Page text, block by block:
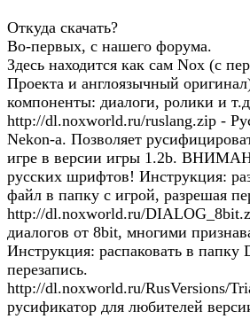
Откуда скачать?
Во-первых, с нашего форума.
Здесь находится как сам Nox (с
Проекта и англоязычный
компоненты: диалоги, ролики и
http://dl.noxworld.ru/ruslang.zip -
Nekon-а. Позволяет
игре в версии игры 1.2b.
русских шрифтов! Инструкция:
файл в папку с игрой, разрешая
http://dl.noxworld.ru/
диалогов от 8bit, многими
Инструкция: распаковать в папку
перезапись.
http://dl.noxworld.ru/RusVersions/
русификатор для любителей